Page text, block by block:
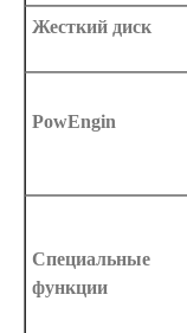
Жесткий диск
PowEngin
Специальные
функции